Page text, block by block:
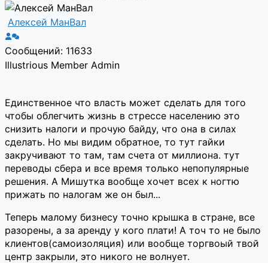
Алексей МанВал
Сообщений: 11633
Illustrious Member Admin
Единственное что власть может сделать для того
чтобы облегчить жизнь в стрессе населению это
снизить налоги и прочую байду, что она в силах
сделать. Но мы видим обратное, то тут гайки
закручивают то там, там счета от миллиона. тут
переводы сбера и все время только непопулярные
решения. А Мишутка вообще хочет всех к ногтю
прижать по налогам же он был...
Теперь малому бизнесу точно крышка в стране, все
разорены, а за аренду у кого плати! А точ то не было
клиентов(самоизоляция) или вообще торгвоый твой
центр закрыли, это никого не волнует.